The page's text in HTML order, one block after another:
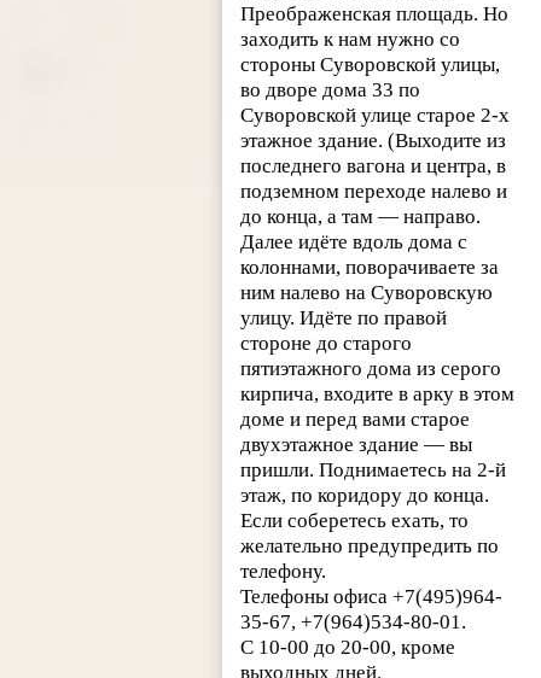
Преображенская площадь. Но
заходить к нам нужно со
стороны Суворовской улицы,
во дворе дома 33 по
Суворовской улице старое 2-х
этажное здание. (Выходите из
последнего вагона и центра, в
подземном переходе налево и
до конца, а там — направо.
Далее идёте вдоль дома с
колоннами, поворачиваете за
ним налево на Суворовскую
улицу. Идёте по правой
стороне до старого
пятиэтажного дома из серого
кирпича, входите в арку в этом
доме и перед вами старое
двухэтажное здание — вы
пришли. Поднимаетесь на 2-й
этаж, по коридору до конца.
Если соберетесь ехать, то
желательно предупредить по
телефону.
Телефоны офиса +7(495)964-
35-67, +7(964)534-80-01.
С 10-00 до 20-00, кроме
выходных дней.